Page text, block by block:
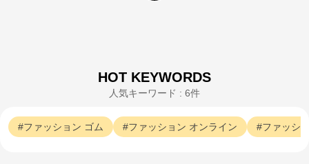
HOT KEYWORDS
人気キーワード : 6件
ファッション ゴム ファッション オンライン ファッシ